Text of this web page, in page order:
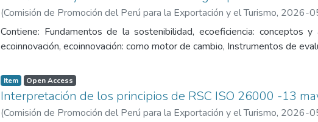
(Comisión de Promoción del Perú para la Exportación y el Turismo, 2026-
Contiene: Fundamentos de la sostenibilidad, ecoeficiencia: conceptos
ecoinnovación, ecoinnovación: como motor de cambio, Instrumentos de
Item Open Access
Interpretación de los principios de RSC ISO 26000 -13
(Comisión de Promoción del Perú para la Exportación y el Turismo, 2026-